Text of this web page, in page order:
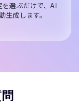
選ぶだけで、AI
成します。